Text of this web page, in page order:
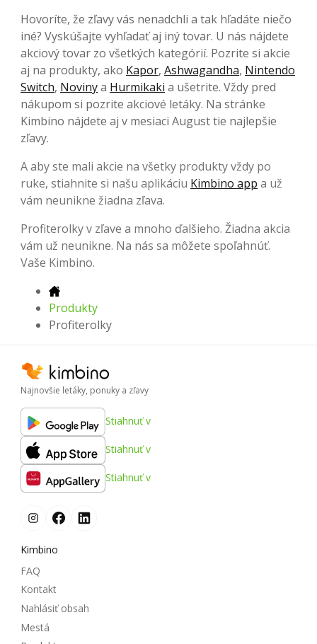
Hovoríte, že zľavy vás nenadchli a tak hľadáte niečo
iné? Vyskúšajte vyhľadať aj iný tovar. U nás nájdete
akciový tovar zo všetkých kategórií. Pozrite si akcie
aj na produkty, ako Kapor, Ashwagandha, Nintendo
Switch, Novinya Hurmikaki a ušetrite. Vždy pred
nákupom si pozrite akciové letáky. Na stránke
Kimbino nájdete aj v mesiaci August tie najlepšie
zľavy.
A aby ste mali akcie na všetky produkty vždy po
ruke, stiahnite si našu aplikáciu Kimbino app a už
vám neunikne žiadna zľava.
Profiterolky v zľave a mnoho ďalšieho. Žiadna akcia
vám už neunikne. Na nás sa môžete spoľahnúť.
Vaše Kimbino.
Produkty
Profiterolky
Najnovšie letáky, ponuky a zľavy
Stiahnuť v
Stiahnuť v
Stiahnuť v
Kimbino
FAQ
Kontakt
Nahlásiť obsah
Mestá